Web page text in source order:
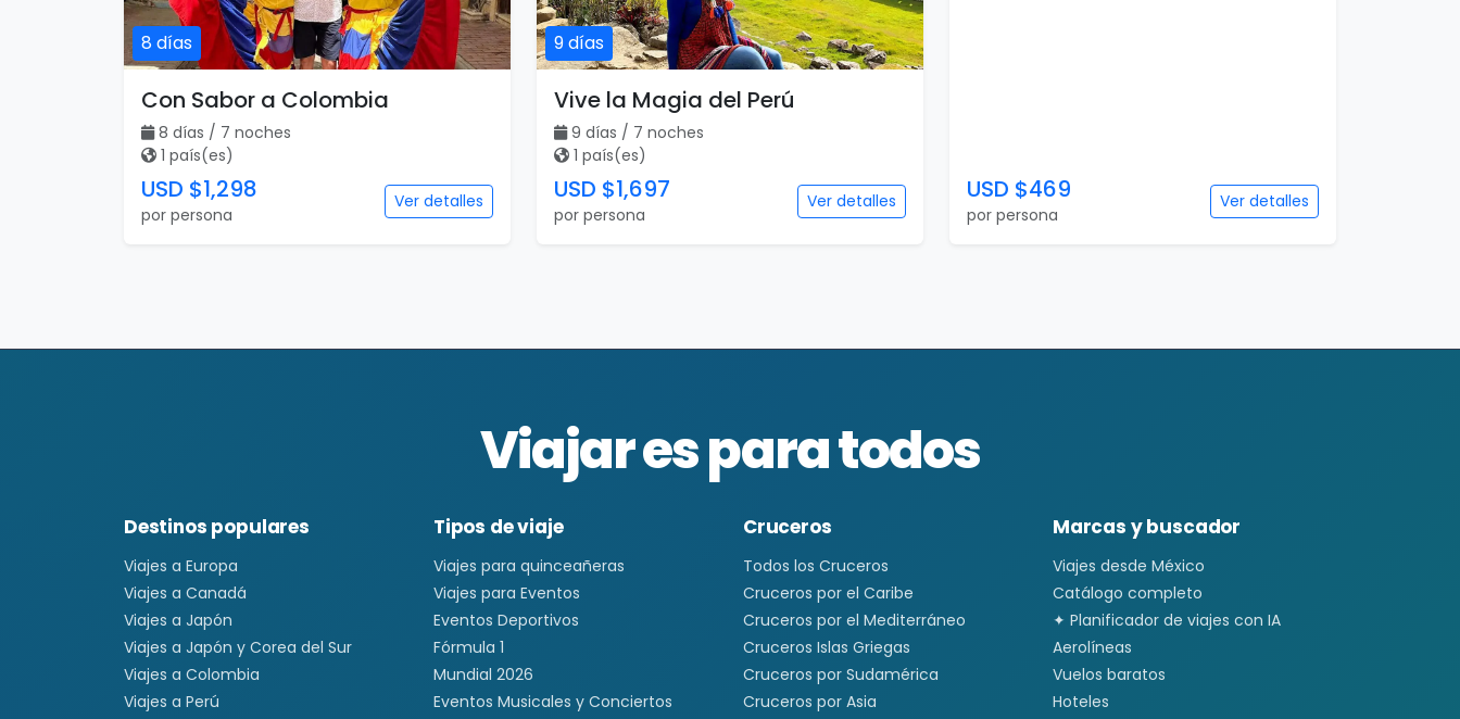
8 días
Con Sabor a Colombia
8 días / 7 noches
1 país(es)
USD $1,298
por persona
Ver detalles
9 días
Vive la Magia del Perú
9 días / 7 noches
1 país(es)
USD $1,697
por persona
Ver detalles USD $469
por persona
Ver detalles
Viajar es para todos
Destinos populares
Viajes a Europa
Viajes a Canadá
Viajes a Japón
Viajes a Japón y Corea del Sur
Viajes a Colombia
Viajes a Perú
Tipos de viaje
Viajes para quinceañeras
Viajes para Eventos
Eventos Deportivos
Fórmula 1
Mundial 2026
Eventos Musicales y Conciertos
Cruceros
Todos los Cruceros
Cruceros por el Caribe
Cruceros por el Mediterráneo
Cruceros Islas Griegas
Cruceros por Sudamérica
Cruceros por Asia
Marcas y buscador
Viajes desde México
Catálogo completo
✦ Planificador de viajes con IA
Aerolíneas
Vuelos baratos
Hoteles